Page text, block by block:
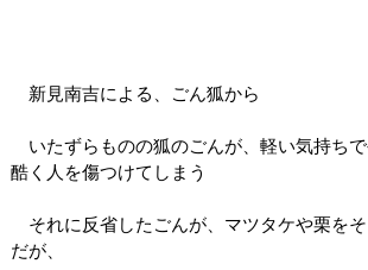
新見南吉による、ごん狐から
いたずらものの狐のごんが、軽い気持ち
酷く人を傷つけてしまう
それに反省したごんが、マツタケや栗を
だが、